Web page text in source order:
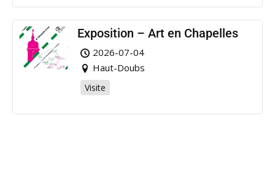
Exposition – Art en Chapelles
2026-07-04
Haut-Doubs
Visite